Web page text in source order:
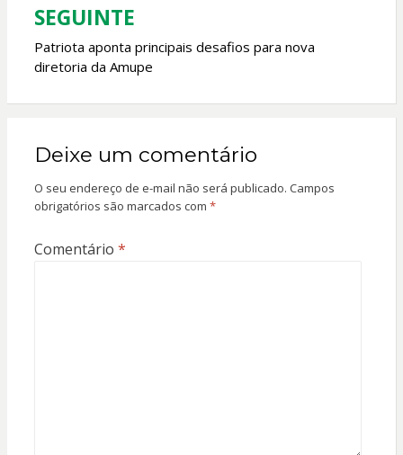
SEGUINTE
Patriota aponta principais desafios para nova
diretoria da Amupe
Deixe um comentário
O seu endereço de e-mail não será publicado. Campos
obrigatórios são marcados com *
Comentário *